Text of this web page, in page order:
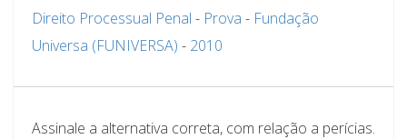
Direito Processual Penal - Prova - Fundação
Universa (FUNIVERSA) - 2010
Assinale a alternativa correta, com relação a perícias.